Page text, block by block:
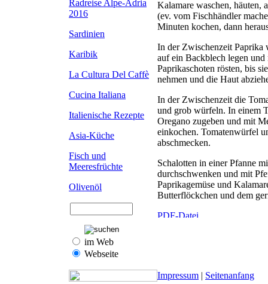
Radreise Alpe-Adria
2016
Sardinien
Karibik
La Cultura Del Caffè
Cucina Italiana
Italienische Rezepte
Asia-Küche
Fisch und
Meeresfrüchte
Olivenöl
im Web
Webseite
Kalamare waschen, häuten,
(ev. vom Fischhändler
Minuten kochen, dann
In der Zwischenzeit Paprika
auf ein Backblech legen
Paprikaschoten rösten, bis
nehmen und die Haut
In der Zwischenzeit die
und grob würfeln. In einem
Oregano zugeben und mit
einkochen. Tomatenwürfel
abschmecken.
Schalotten in einer Pfanne
durchschwenken und mit
Paprikagemüse und
Butterflöckchen und dem
Impressum | Seitenanfang